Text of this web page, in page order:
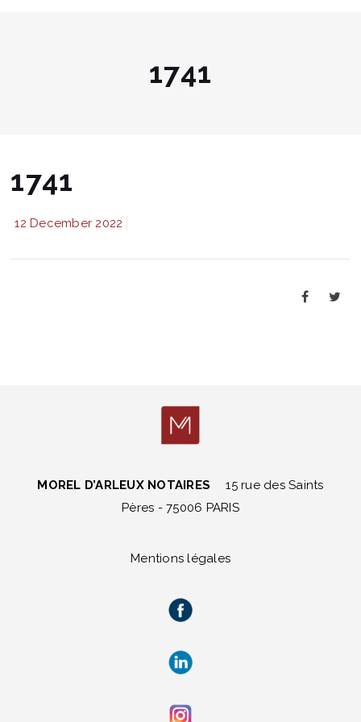
1741
1741
12 December 2022
MOREL D’ARLEUX NOTAIRES
15 rue des Saints
Pères - 75006 PARIS
Mentions légales